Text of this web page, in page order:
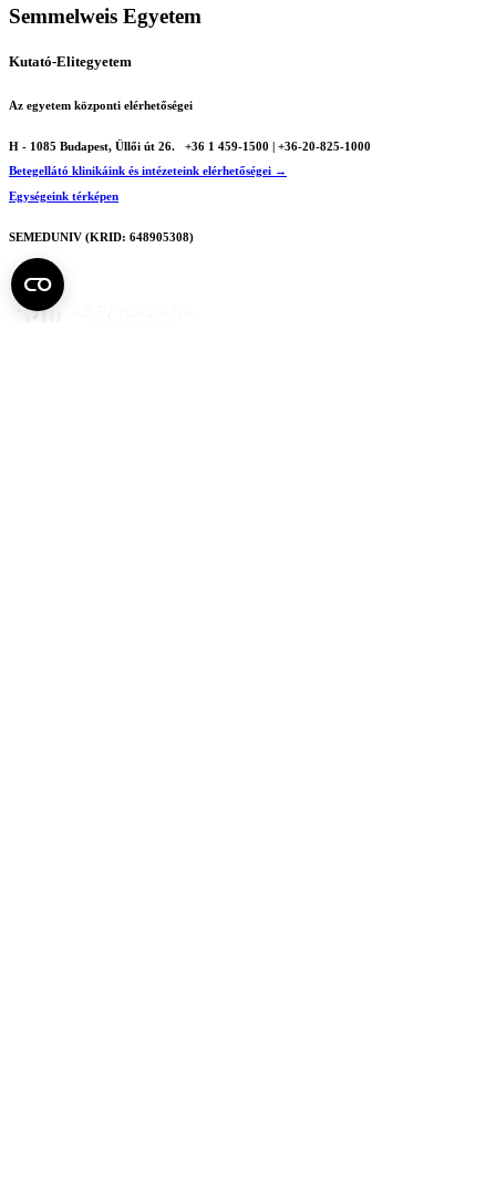
Semmelweis Egyetem
Kutató-Elitegyetem
Az egyetem központi elérhetőségei
H - 1085 Budapest, Üllői út 26.
+36 1 459-1500 | +36-20-825-1000
Betegellátó klinikáink és intézeteink elérhetőségei →
Egységeink térképen
SEMEDUNIV (KRID: 648905308)